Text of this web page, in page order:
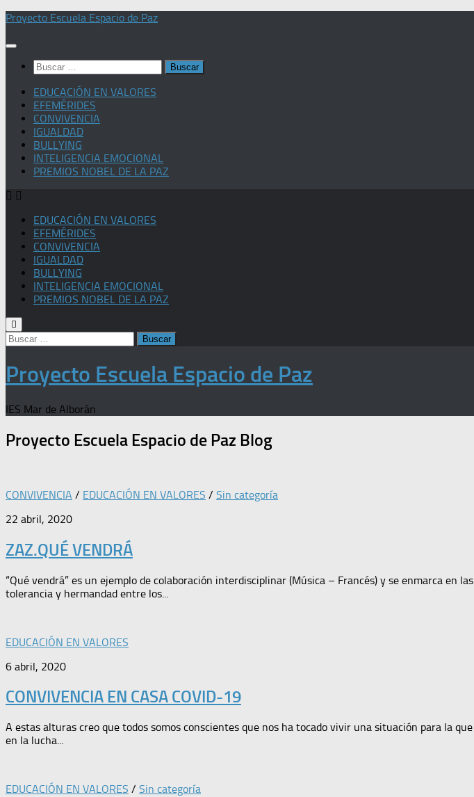
Saltar
contenido
Proyecto Escuela Espacio de Paz
Buscar:
EDUCACIÓN EN VALORES
EFEMÉRIDES
CONVIVENCIA
IGUALDAD
BULLYING
INTELIGENCIA EMOCIONAL
PREMIOS NOBEL DE LA PAZ
EDUCACIÓN EN VALORES
EFEMÉRIDES
CONVIVENCIA
IGUALDAD
BULLYING
INTELIGENCIA EMOCIONAL
PREMIOS NOBEL DE LA PAZ
Buscar:
Proyecto Escuela Espacio de Paz
IES Mar de Alborán
Proyecto Escuela Espacio de Paz Blog
CONVIVENCIA / EDUCACIÓN EN VALORES / Sin categoría
22 abril, 2020
ZAZ.QUÉ VENDRÁ
“Qué vendrá” es un ejemplo de colaboración interdisciplinar (Música – Francés) y se enmarca en
tolerancia y hermandad entre los...
EDUCACIÓN EN VALORES
6 abril, 2020
CONVIVENCIA EN CASA COVID-19
A estas alturas creo que todos somos conscientes que nos ha tocado vivir una situación para la
en la lucha...
EDUCACIÓN EN VALORES / Sin categoría